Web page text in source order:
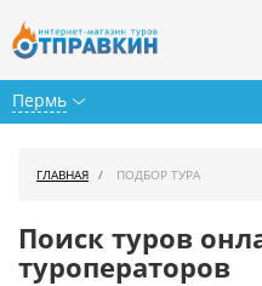
Пермь
Горящие туры
ГЛАВНАЯ ПОДБОР ТУРА
Поиск туров
туроператоров